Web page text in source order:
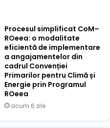
Procesul simplificat CoM–
ROeea: o modalitate
eficientă de implementare
a angajamentelor din
cadrul Convenției
Primarilor pentru Climă și
Energie prin Programul
ROeea
acum 6 zile